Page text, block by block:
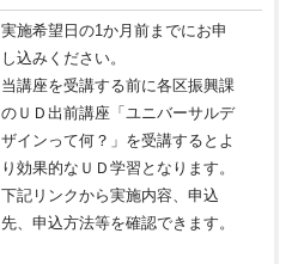
実施希望日の1か月前までにお申
し込みください。
当講座を受講する前に各区振興課
のＵＤ出前講座「ユニバーサルデ
ザインって何？」を受講するとよ
り効果的なＵＤ学習となります。
下記リンクから実施内容、申込
先、申込方法等を確認できます。